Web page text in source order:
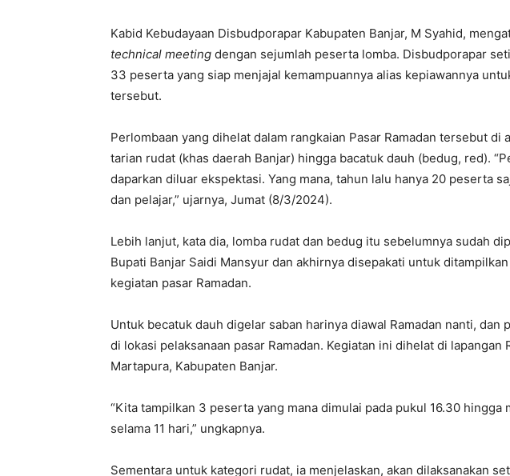
Kabid Kebudayaan Disbudporapar Kabupaten Banjar, M Syahid,
technical meeting dengan sejumlah peserta lomba. Disbudporapar
33 peserta yang siap menjajal kemampuannya alias kepiawannya
tersebut.
Perlombaan yang dihelat dalam rangkaian Pasar Ramadan tersebut di
tarian rudat (khas daerah Banjar) hingga bacatuk dauh (bedug, red).
daparkan diluar ekspektasi. Yang mana, tahun lalu hanya 20 peserta
dan pelajar,” ujarnya, Jumat (8/3/2024).
Lebih lanjut, kata dia, lomba rudat dan bedug itu sebelumnya sudah
Bupati Banjar Saidi Mansyur dan akhirnya disepakati untuk
kegiatan pasar Ramadan.
Untuk becatuk dauh digelar saban harinya diawal Ramadan nanti, dan
di lokasi pelaksanaan pasar Ramadan. Kegiatan ini dihelat di lapangan
Martapura, Kabupaten Banjar.
“Kita tampilkan 3 peserta yang mana dimulai pada pukul 16.30 hingga
selama 11 hari,” ungkapnya.
Sementara untuk kategori rudat, ia menjelaskan, akan dilaksanakan